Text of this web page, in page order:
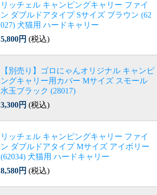
リッチェル キャンピングキャリー ファイ
ン ダブルドアタイプ Sサイズ ブラウン (62
027) 犬猫用 ハードキャリー
5,800円 (税込)
【別売り】ゴロにゃんオリジナル キャンピ
ングキャリー用カバー Mサイズ スモール
水玉ブラック (28017)
3,300円 (税込)
リッチェル キャンピングキャリー ファイ
ン ダブルドアタイプ Mサイズ アイボリー
(62034) 犬猫用 ハードキャリー
8,580円 (税込)